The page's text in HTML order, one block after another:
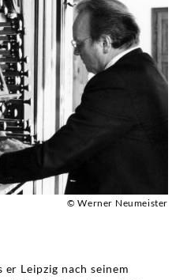
© Werner Neumeister
er Leipzig nach seinem